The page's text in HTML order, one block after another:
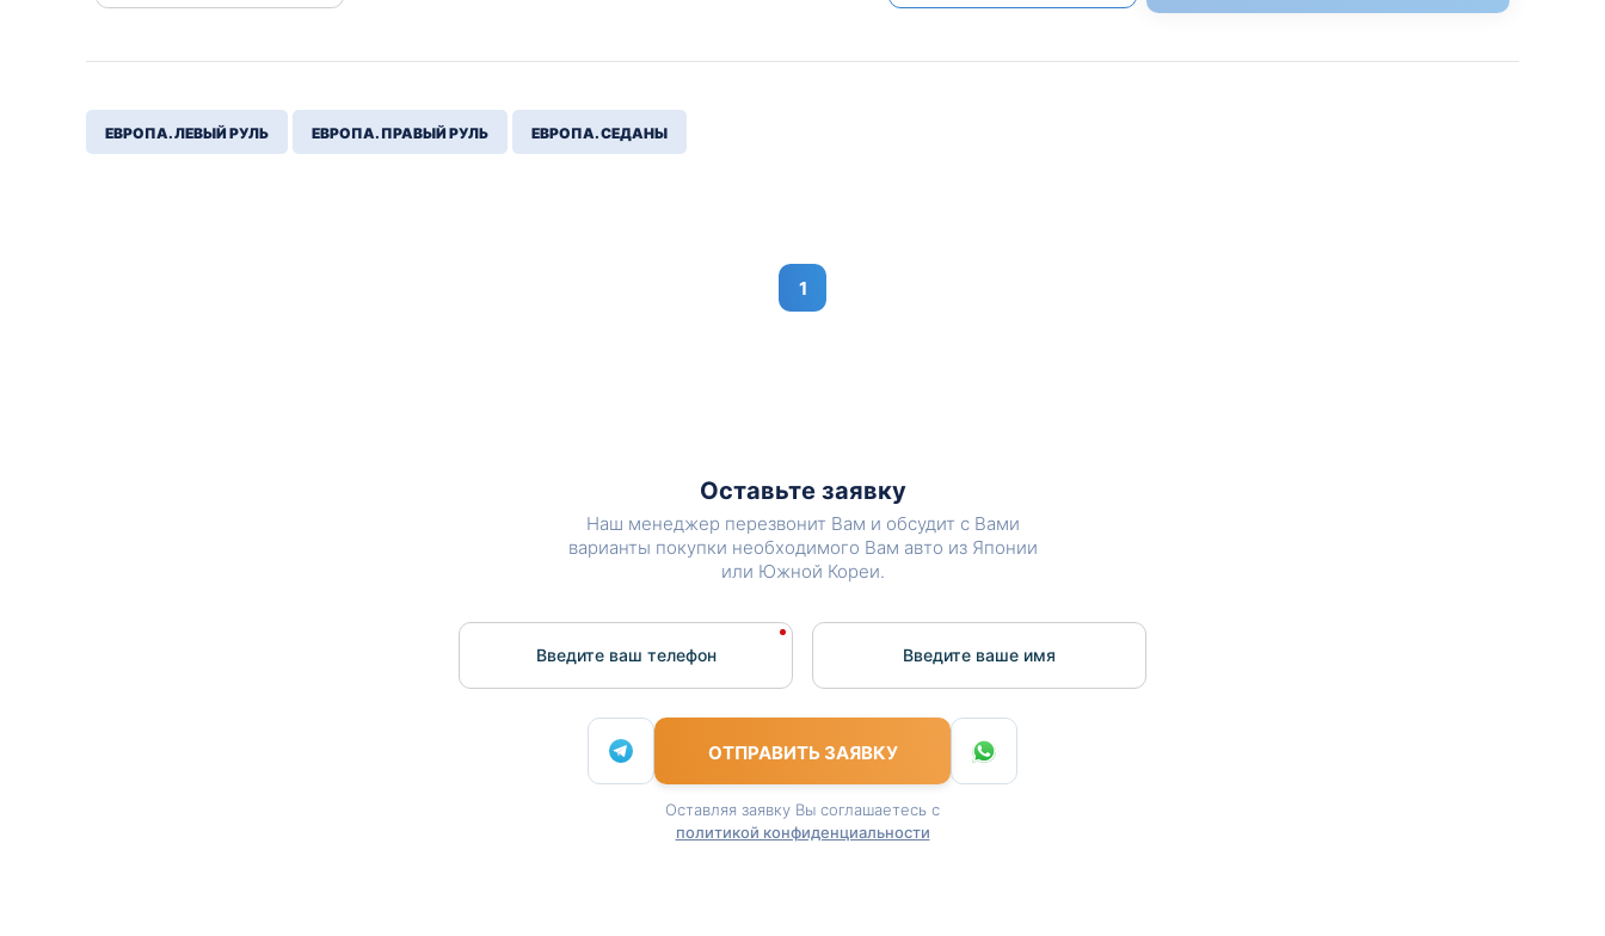
ЕВРОПА. ЛЕВЫЙ РУЛЬ ЕВРОПА. ПРАВЫЙ РУЛЬ ЕВРОПА. СЕДАНЫ
1
Оставьте заявку
Наш менеджер перезвонит Вам и обсудит с Вами
варианты покупки необходимого Вам авто из Японии
или Южной Кореи.
Введите ваш телефон Введите вашe имя
ОТПРАВИТЬ ЗАЯВКУ
Оставляя заявку Вы соглашаетесь с
политикой конфиденциальности